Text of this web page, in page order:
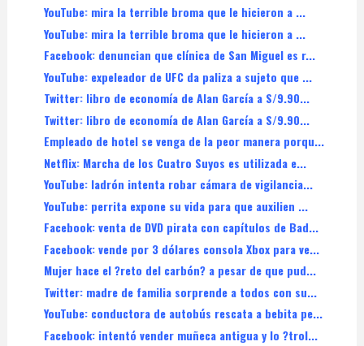
YouTube: mira la terrible broma que le hicieron a ...
YouTube: mira la terrible broma que le hicieron a ...
Facebook: denuncian que clínica de San Miguel es r...
YouTube: expeleador de UFC da paliza a sujeto que ...
Twitter: libro de economía de Alan García a S/9.90...
Twitter: libro de economía de Alan García a S/9.90...
Empleado de hotel se venga de la peor manera porqu...
Netflix: Marcha de los Cuatro Suyos es utilizada e...
YouTube: ladrón intenta robar cámara de vigilancia...
YouTube: perrita expone su vida para que auxilien ...
Facebook: venta de DVD pirata con capítulos de Bad...
Facebook: vende por 3 dólares consola Xbox para ve...
Mujer hace el ?reto del carbón? a pesar de que pud...
Twitter: madre de familia sorprende a todos con su...
YouTube: conductora de autobús rescata a bebita pe...
Facebook: intentó vender muñeca antigua y lo ?trol...